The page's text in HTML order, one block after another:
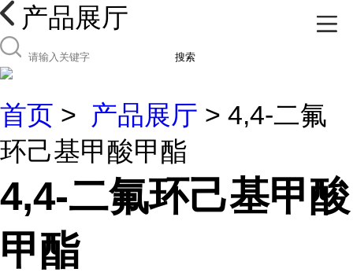
产品展厅
搜索
首页 > 产品展厅 > 4,4-二氟
环己基甲酸甲酯
4,4-二氟环己基甲酸
甲酯